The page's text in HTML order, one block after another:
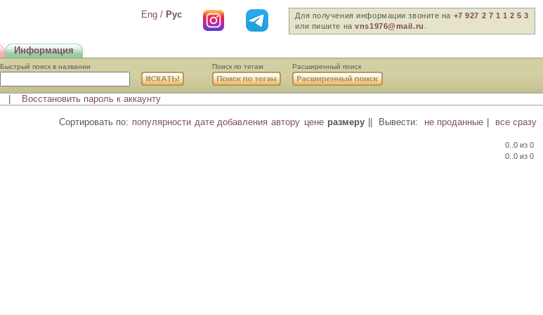
Для получения информации звоните на +7 927 2 7 1 1 2 5 3
или пишите наvns1976@mail.ru
Eng / Pyc
Информация
Быстрый поиcк в названии Поиск по тегам Расширенный поиск
Восстановить пароль к аккаунту
Сортировать по: популярности дате добавления автору цене размеру Вывести: не проданные все сразу
0..0 из 0
0..0 из 0